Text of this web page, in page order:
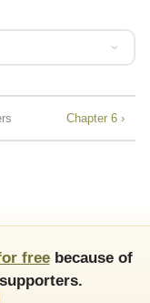
Chapter 6 ›
freebecause of